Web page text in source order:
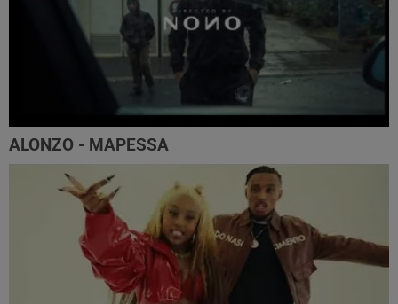
ALONZO - MAPESSA